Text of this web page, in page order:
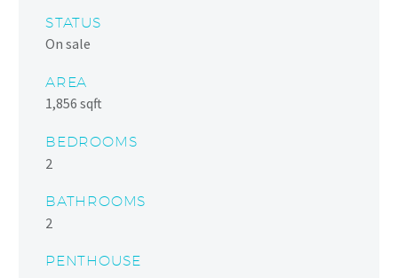
STATUS
On sale
AREA
1,856 sqft
BEDROOMS
2
BATHROOMS
2
PENTHOUSE